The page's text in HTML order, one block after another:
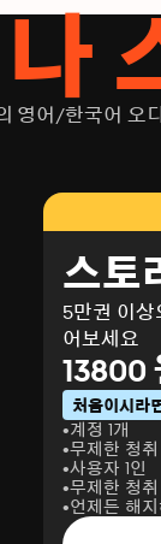
가 잘못되기 시
시간 여행 시
대한 고증도 착
가 딱히 없다는
행 시스템에
여행에 모두
로 돌아간다
었죠). 말하자
의 각 작품이
다양한 장소
있고, 감동적
시리즈의 팬
까 은근히 기
하나의 시간
더 정신이 없
들을 연출하
보셔도 됩니
영어/한국어 오
스토
5만권 이상
어보세요
13800
처음이시라
계정 1개
무제한 청취
사용자 1인
무제한 청취
언제든 해